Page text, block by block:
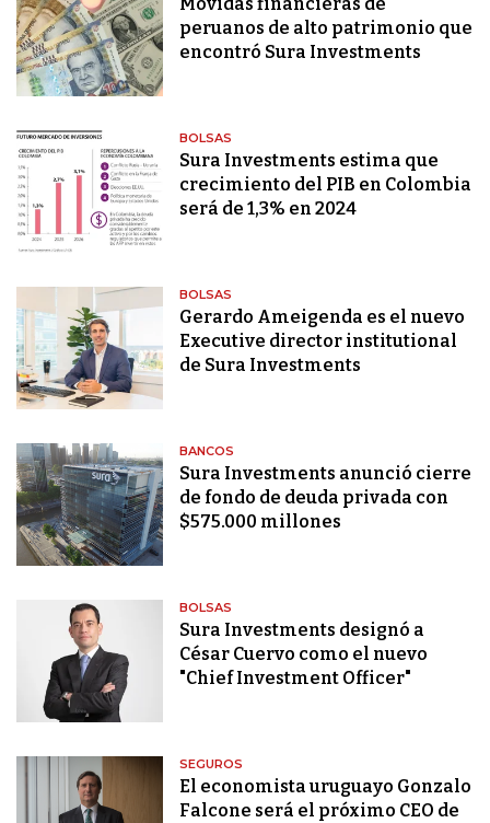
peruanos de alto patrimonio que
encontró Sura Investments
BOLSAS
Sura Investments estima que
crecimiento del PIB en Colombia
será de 1,3% en 2024
BOLSAS
Gerardo Ameigenda es el nuevo
Executive director institutional
de Sura Investments
BANCOS
Sura Investments anunció cierre
de fondo de deuda privada con
$575.000 millones
BOLSAS
Sura Investments designó a
César Cuervo como el nuevo
"Chief Investment Officer"
SEGUROS
El economista uruguayo Gonzalo
Falcone será el próximo CEO de